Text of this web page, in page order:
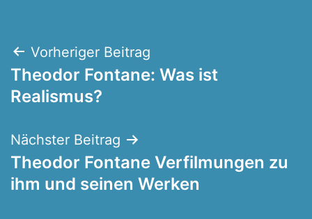
Beitragsnavigation
Vorheriger Beitrag
Theodor Fontane: Was ist
Realismus?
Nächster Beitrag
Theodor Fontane Verfilmungen zu
ihm und seinen Werken